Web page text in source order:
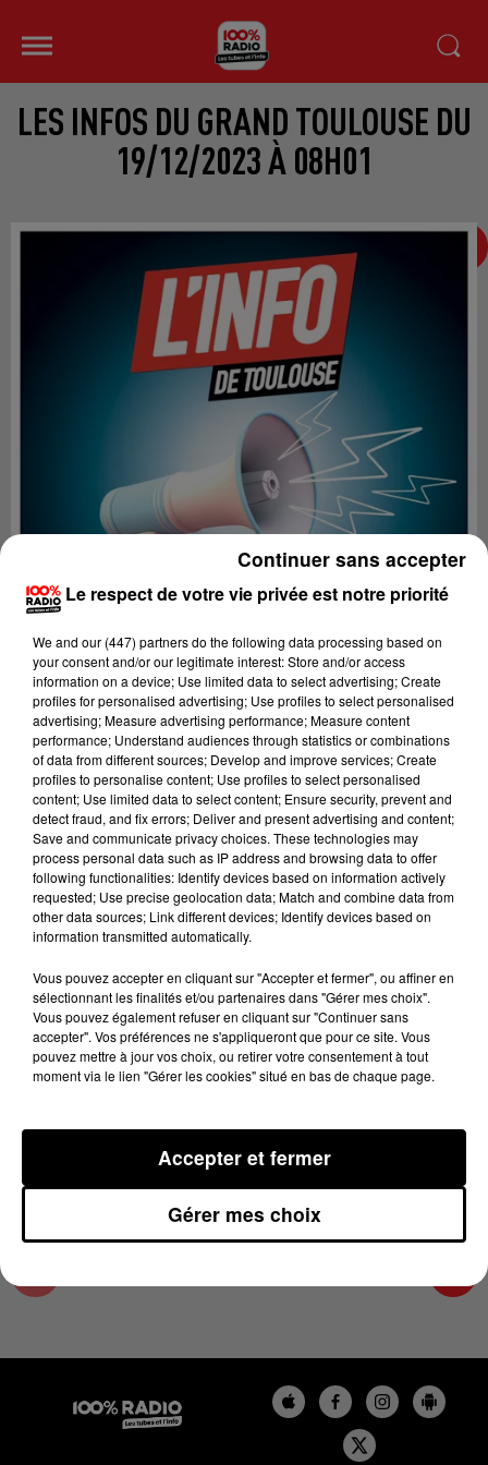
LES INFOS DU GRAND TOULOUSE DU
19/12/2023 À 08H01
Lecture (4 min 25 sec)
100%
100% Radio les infos du grand Toulouse
19 décembre 2023 - 4 min 25 sec
LES INFOS DU GRAND TOULOUSE DU
19/12/2023 À 08H01
Podcasts infos du grand Toulouse
Le respect de votre vie privée est notre priorité
We and our (447) partnersdo the following data processing based on
your consent and/or our legitimate interest: Store and/or access
information on a device; Use limited data to select advertising; Create
profiles for personalised advertising; Use profiles to select personalised
advertising; Measure advertising performance; Measure content
performance; Understand audiences through statistics or combinations
of data from different sources; Develop and improve services; Create
profiles to personalise content; Use profiles to select personalised
content; Use limited data to select content; Ensure security, prevent and
detect fraud, and fix errors; Deliver and present advertising and content;
Save and communicate privacy choices. These technologies may
process personal data such as IP address and browsing data to offer
following functionalities: Identify devices based on information actively
requested; Use precise geolocation data; Match and combine data from
other data sources; Link different devices; Identify devices based on
information transmitted automatically.
Vous pouvez accepter en cliquant sur "Accepter et fermer", ou affiner en
sélectionnant les finalités et/ou partenaires dans "Gérer mes choix".
Vous pouvez également refuser en cliquant sur "Continuer sans
accepter". Vos préférences ne s'appliqueront que pour ce site. Vous
pouvez mettre à jour vos choix, ou retirer votre consentement à tout
moment via le lien "Gérer les cookies" situé en bas de chaque page.
Gérer mes choix
Accepter et fermer
Continuer sans accepter